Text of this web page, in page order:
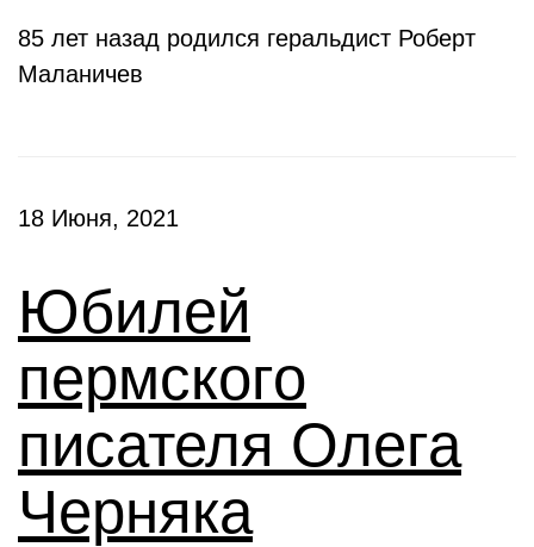
85 лет назад родился геральдист Роберт
Маланичев
18 Июня, 2021
Юбилей
пермского
писателя Олега
Черняка